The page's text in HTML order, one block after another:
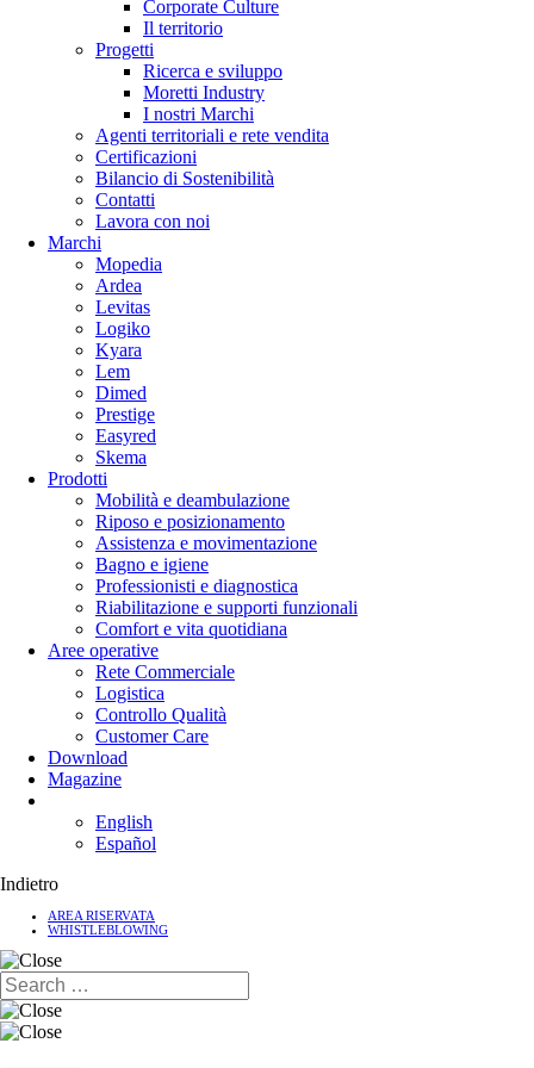
Corporate Culture
Il territorio
Progetti
Ricerca e sviluppo
Moretti Industry
I nostri Marchi
Agenti territoriali e rete vendita
Certificazioni
Bilancio di Sostenibilità
Contatti
Lavora con noi
Marchi
Mopedia
Ardea
Levitas
Logiko
Kyara
Lem
Dimed
Prestige
Easyred
Skema
Prodotti
Mobilità e deambulazione
Riposo e posizionamento
Assistenza e movimentazione
Bagno e igiene
Professionisti e diagnostica
Riabilitazione e supporti funzionali
Comfort e vita quotidiana
Aree operative
Rete Commerciale
Logistica
Controllo Qualità
Customer Care
Download
Magazine
English
Español
Indietro
AREA RISERVATA
WHISTLEBLOWING